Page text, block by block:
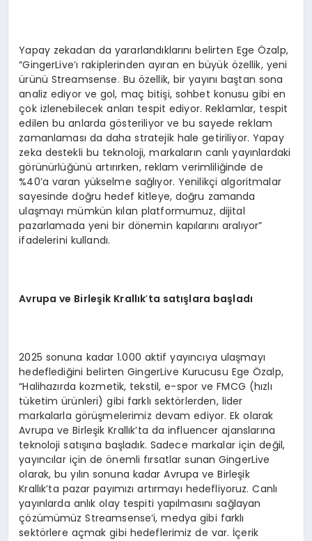
Yapay zekadan da yararlandıklarını belirten Ege Özalp,
“GingerLive’ı rakiplerinden ayıran en büyük özellik, yeni
ürünü Streamsense. Bu özellik, bir yayını baştan sona
analiz ediyor ve gol, maç bitişi, sohbet konusu gibi en
çok izlenebilecek anları tespit ediyor. Reklamlar, tespit
edilen bu anlarda gösteriliyor ve bu sayede reklam
zamanlaması da daha stratejik hale getiriliyor. Yapay
zeka destekli bu teknoloji, markaların canlı yayınlardaki
görünürlüğünü artırırken, reklam verimliliğinde de
%40’a varan yükselme sağlıyor. Yenilikçi algoritmalar
sayesinde doğru hedef kitleye, doğru zamanda
ulaşmayı mümkün kılan platformumuz, dijital
pazarlamada yeni bir dönemin kapılarını aralıyor”
ifadelerini kullandı.
Avrupa ve Birleşik Krallık’ta satışlara başladı
2025 sonuna kadar 1.000 aktif yayıncıya ulaşmayı
hedeflediğini belirten GingerLive Kurucusu Ege Özalp,
“Halihazırda kozmetik, tekstil, e-spor ve FMCG (hızlı
tüketim ürünleri) gibi farklı sektörlerden, lider
markalarla görüşmelerimiz devam ediyor. Ek olarak
Avrupa ve Birleşik Krallık’ta da influencer ajanslarına
teknoloji satışına başladık. Sadece markalar için değil,
yayıncılar için de önemli fırsatlar sunan GingerLive
olarak, bu yılın sonuna kadar Avrupa ve Birleşik
Krallık’ta pazar payımızı artırmayı hedefliyoruz. Canlı
yayınlarda anlık olay tespiti yapılmasını sağlayan
çözümümüz Streamsense’i, medya gibi farklı
sektörlere açmak gibi hedeflerimiz de var. İçerik